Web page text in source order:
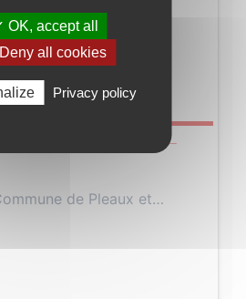
Lundi
Février
Au
Février
-Vacances de Février –
de Pleaux et…
OK, accept all
all cookies
Privacy policy